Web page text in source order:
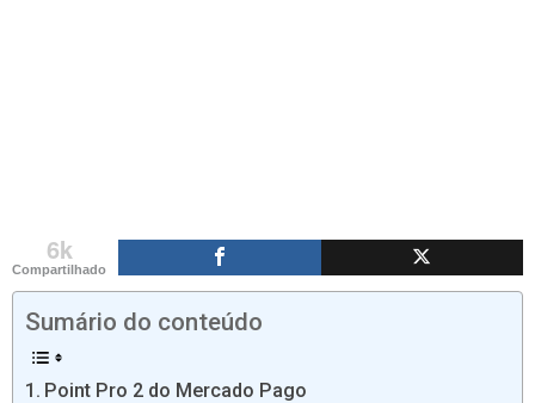
6k
Compartilhado
Sumário do conteúdo
Point Pro 2 do Mercado Pago